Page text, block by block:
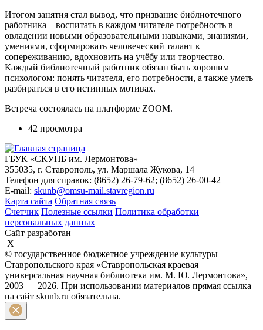
Итогом занятия стал вывод, что призвание библиотечного
работника – воспитать в каждом читателе потребность в
овладении новыми образовательными навыками, знаниями,
умениями, сформировать человеческий талант к
сопереживанию, вдохновить на учёбу или творчество.
Каждый библиотечный работник обязан быть хорошим
психологом: понять читателя, его потребности, а также уметь
разбираться в его истинных мотивах.
Встреча состоялась на платформе ZOOM.
42 просмотра
ГБУК «СКУНБ им. Лермонтова»
355035, г. Ставрополь, ул. Маршала Жукова, 14
Телефон для справок: (8652) 26-79-62; (8652) 26-00-42
E-mail: skunb@omsu-mail.stavregion.ru
Карта сайта Обратная связь
Счетчик Полезные ссылки Политика обработки
персональных данных
Сайт разработан
X
© государственное бюджетное учреждение культуры
Ставропольского края «Ставропольская краевая
универсальная научная библиотека им. М. Ю. Лермонтова»,
2003 — 2026. При использовании материалов прямая ссылка
на сайт skunb.ru обязательна.